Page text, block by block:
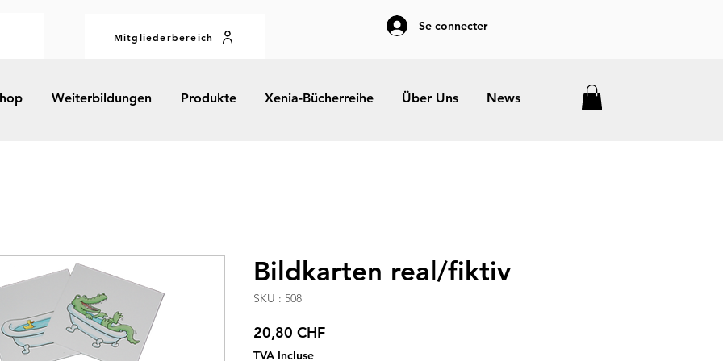
Mitgliederbereich
Se connecter
Weiterbildungen Produkte Xenia-Bücherreihe Über Uns News
Bildkarten real/fiktiv
SKU : 508
20,80 CHFPrix
TVA Incluse